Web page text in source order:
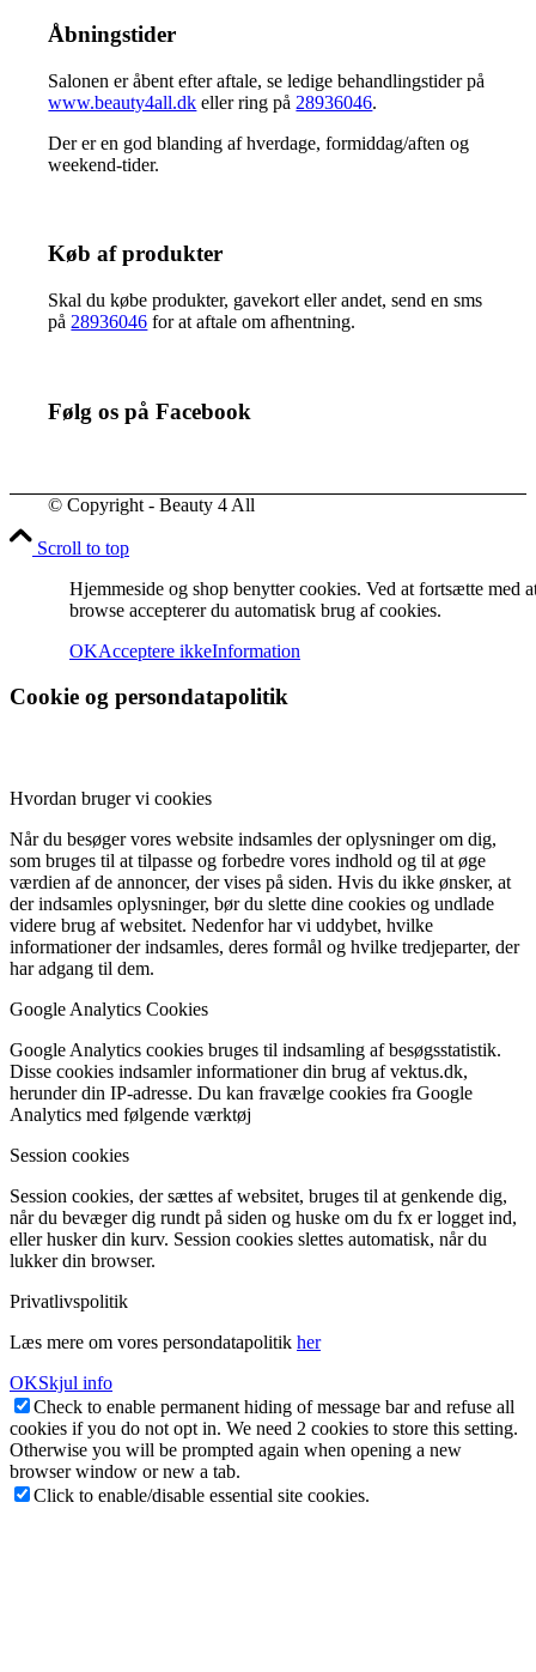
Åbningstider
Salonen er åbent efter aftale, se ledige behandlingstider på
www.beauty4all.dk eller ring på 28936046.
Der er en god blanding af hverdage, formiddag/aften og
weekend-tider.
Køb af produkter
Skal du købe produkter, gavekort eller andet, send en sms
på 28936046 for at aftale om afhentning.
Følg os på Facebook
© Copyright - Beauty 4 All
Scroll to top
Hjemmeside og shop benytter cookies. Ved at fortsætte med
browse accepterer du automatisk brug af cookies.
OKAcceptere ikkeInformation
Cookie og persondatapolitik
Hvordan bruger vi cookies
Når du besøger vores website indsamles der oplysninger om dig,
som bruges til at tilpasse og forbedre vores indhold og til at øge
værdien af de annoncer, der vises på siden. Hvis du ikke ønsker, at
der indsamles oplysninger, bør du slette dine cookies og undlade
videre brug af websitet. Nedenfor har vi uddybet, hvilke
informationer der indsamles, deres formål og hvilke tredjeparter, der
har adgang til dem.
Google Analytics Cookies
Google Analytics cookies bruges til indsamling af besøgsstatistik.
Disse cookies indsamler informationer din brug af vektus.dk,
herunder din IP-adresse. Du kan fravælge cookies fra Google
Analytics med følgende værktøj
Session cookies
Session cookies, der sættes af websitet, bruges til at genkende dig,
når du bevæger dig rundt på siden og huske om du fx er logget ind,
eller husker din kurv. Session cookies slettes automatisk, når du
lukker din browser.
Privatlivspolitik
Læs mere om vores persondatapolitik her
OKSkjul info
Check to enable permanent hiding of message bar and refuse all
cookies if you do not opt in. We need 2 cookies to store this setting.
Otherwise you will be prompted again when opening a new
browser window or new a tab.
Click to enable/disable essential site cookies.